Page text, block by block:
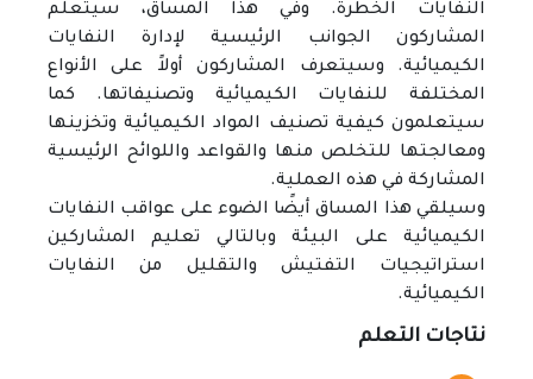
النفايات الخطرة. وفي هذا المساق، سيتعلم
المشاركون الجوانب الرئيسية لإدارة النفايات
الكيميائية. وسيتعرف المشاركون أولاً على الأنواع
المختلفة للنفايات الكيميائية وتصنيفاتها. كما
سيتعلمون كيفية تصنيف المواد الكيميائية وتخزينها
ومعالجتها للتخلص منها والقواعد واللوائح الرئيسية
المشاركة في هذه العملية.
وسيلقي هذا المساق أيضًا الضوء على عواقب النفايات
الكيميائية على البيئة وبالتالي تعليم المشاركين
استراتيجيات التفتيش والتقليل من النفايات
الكيميائية.
نتاجات التعلم